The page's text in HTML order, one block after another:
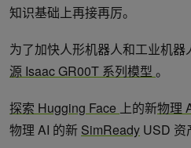
知识基础上再接再厉。
为了加快人形机器人和工业机
源 Isaac GR00T 系列模型 。
探索 Hugging Face 上的新物理
物理 AI 的新 SimReady USD 资